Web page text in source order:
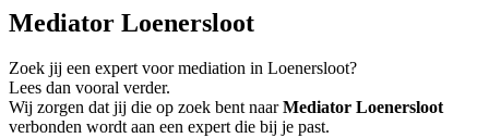
Mediator Loenersloot
Zoek jij een expert voor mediation in Loenersloot?
Lees dan vooral verder.
Wij zorgen dat jij die op zoek bent naarMediator Loenersloot
verbonden wordt aan een expert die bij je past.